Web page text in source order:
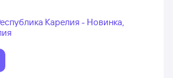
Карелия - Новинка,